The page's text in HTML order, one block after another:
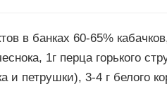
в банках 60-65%
1г перца горького
и петрушки), 3-4 г белого